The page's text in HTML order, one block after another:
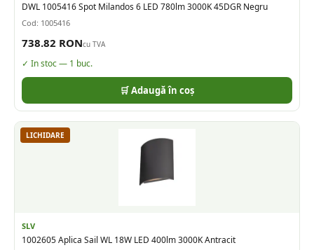
DWL 1005416 Spot Milandos 6 LED 780lm 3000K 45DGR Negru
Cod: 1005416
738.82 RONcu TVA
✓ In stoc — 1 buc.
🛒 Adaugă în coș
LICHIDARE
SLV
1002605 Aplica Sail WL 18W LED 400lm 3000K Antracit